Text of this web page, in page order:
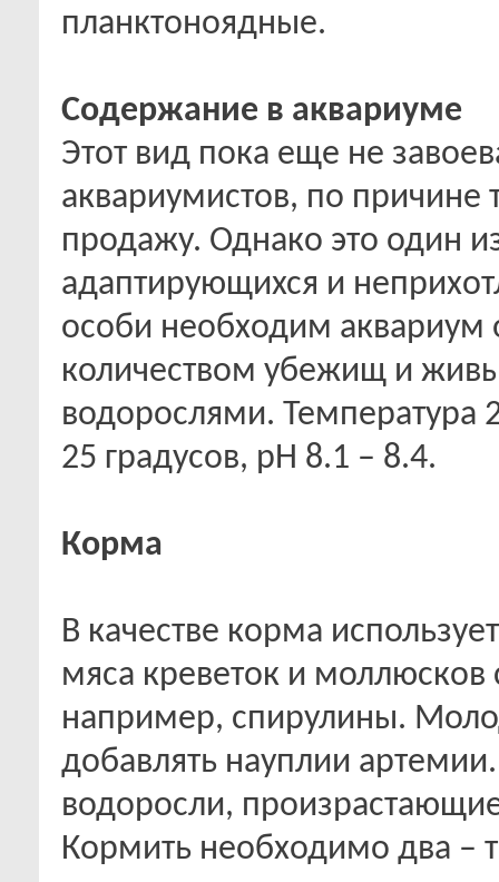
планктоноядные.
Содержание в аквариуме
Этот вид пока еще не
аквариумистов, по причине
продажу. Однако это один
адаптирующихся и
особи необходим аквариум
количеством убежищ и
водорослями. Температура
25 градусов, pH 8.1 – 8.4.
Корма
В качестве корма
мяса креветок и
например, спирулины.
добавлять науплии
водоросли,
Кормить необходимо два –